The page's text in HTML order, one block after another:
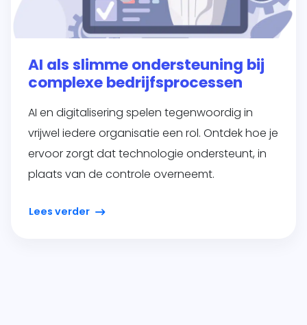
AI als slimme ondersteuning bij
complexe bedrijfsprocessen
AI en digitalisering spelen tegenwoordig in
vrijwel iedere organisatie een rol. Ontdek hoe je
ervoor zorgt dat technologie ondersteunt, in
plaats van de controle overneemt.
Lees verder